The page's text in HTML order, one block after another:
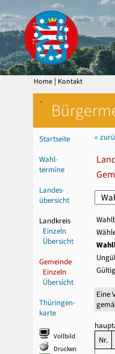
Home | Kontakt
`
Startseite
Wahl-
termine
Landes-
übersicht
Landkreis
Einzeln
Übersicht
Gemeinde
Einzeln
Übersicht
Thüringen-
karte
Vollbild
Drucken
«
Eine
Nr.